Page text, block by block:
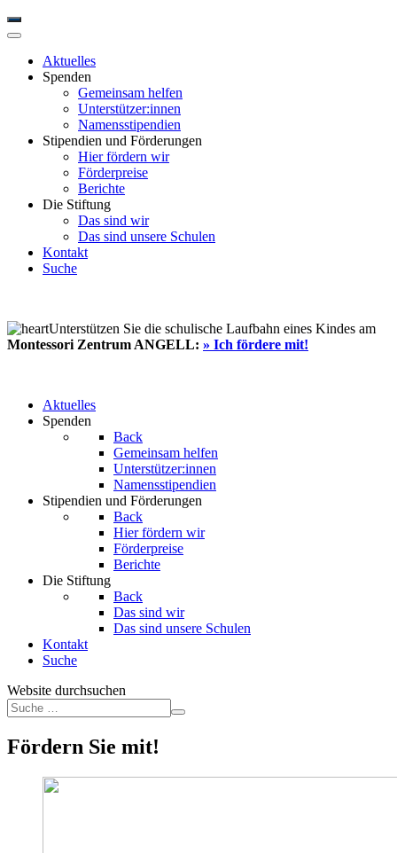
Aktuelles
Spenden
Gemeinsam helfen
Unterstützer:innen
Namensstipendien
Stipendien und Förderungen
Hier fördern wir
Förderpreise
Berichte
Die Stiftung
Das sind wir
Das sind unsere Schulen
Kontakt
Suche
Unterstützen Sie die schulische Laufbahn eines Kindes am
Montessori Zentrum ANGELL: » Ich fördere mit!
Aktuelles
Spenden
Back
Gemeinsam helfen
Unterstützer:innen
Namensstipendien
Stipendien und Förderungen
Back
Hier fördern wir
Förderpreise
Berichte
Die Stiftung
Back
Das sind wir
Das sind unsere Schulen
Kontakt
Suche
Website durchsuchen
Fördern Sie mit!